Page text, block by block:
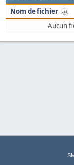
Nom de fichier
Aucun